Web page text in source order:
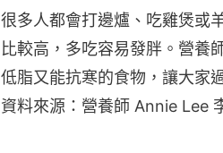
很多人都會打邊爐、吃雞煲或
比較高，多吃容易發胖。營養
低脂又能抗寒的食物，讓大家
資料來源：營養師 Annie Lee